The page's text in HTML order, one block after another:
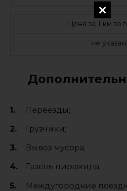
Цена за 1 км за
не
Переезды;
Грузчики;
Вывоз мусора;
Газель пирамида;
Междугородние